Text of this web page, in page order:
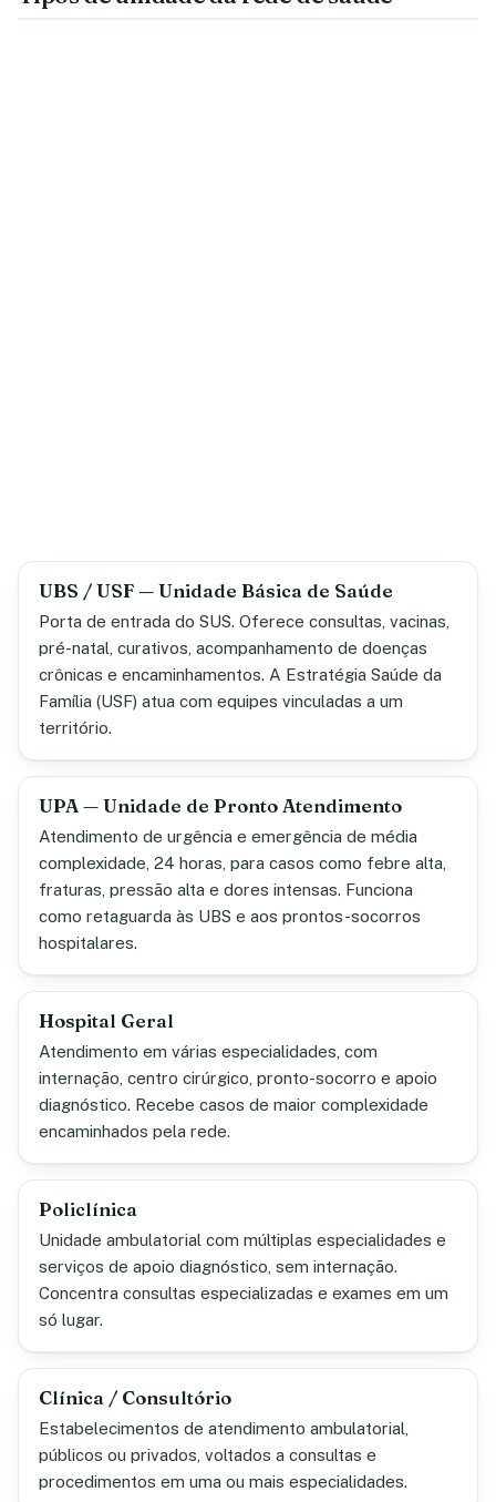
UBS / USF — Unidade Básica de Saúde
Porta de entrada do SUS. Oferece consultas, vacinas,
pré-natal, curativos, acompanhamento de doenças
crônicas e encaminhamentos. A Estratégia Saúde da
Família (USF) atua com equipes vinculadas a um
território.
UPA — Unidade de Pronto Atendimento
Atendimento de urgência e emergência de média
complexidade, 24 horas, para casos como febre alta,
fraturas, pressão alta e dores intensas. Funciona
como retaguarda às UBS e aos prontos-socorros
hospitalares.
Hospital Geral
Atendimento em várias especialidades, com
internação, centro cirúrgico, pronto-socorro e apoio
diagnóstico. Recebe casos de maior complexidade
encaminhados pela rede.
Policlínica
Unidade ambulatorial com múltiplas especialidades e
serviços de apoio diagnóstico, sem internação.
Concentra consultas especializadas e exames em um
só lugar.
Clínica / Consultório
Estabelecimentos de atendimento ambulatorial,
públicos ou privados, voltados a consultas e
procedimentos em uma ou mais especialidades.